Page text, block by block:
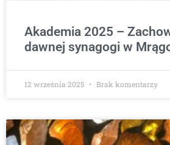
Akademia 2025 –
dawnej synagogi w
12 września 2025 Brak komentarzy